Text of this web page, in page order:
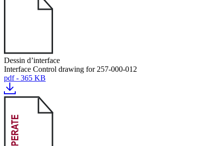
Dessin d’interface
Interface Control drawing for 257-000-012
pdf - 365 KB